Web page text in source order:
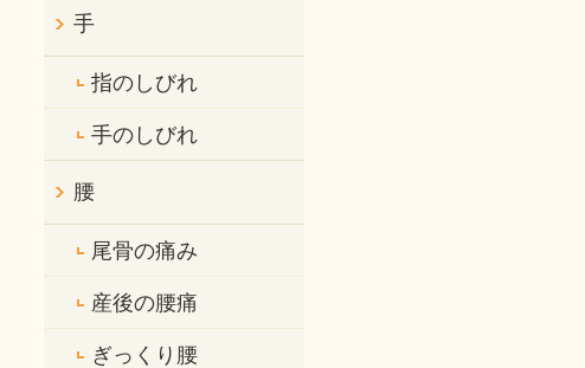
手
指のしびれ
手のしびれ
腰
尾骨の痛み
産後の腰痛
ぎっくり腰